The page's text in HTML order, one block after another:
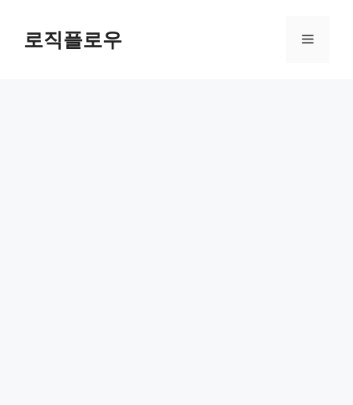
content로직플로우 Menu